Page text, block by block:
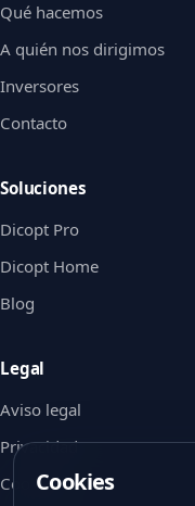
Qué hacemos
A quién nos dirigimos
Inversores
Contacto
Soluciones
Dicopt Pro
Dicopt Home
Blog
Legal
Aviso legal
Privacidad
CookiesCookies